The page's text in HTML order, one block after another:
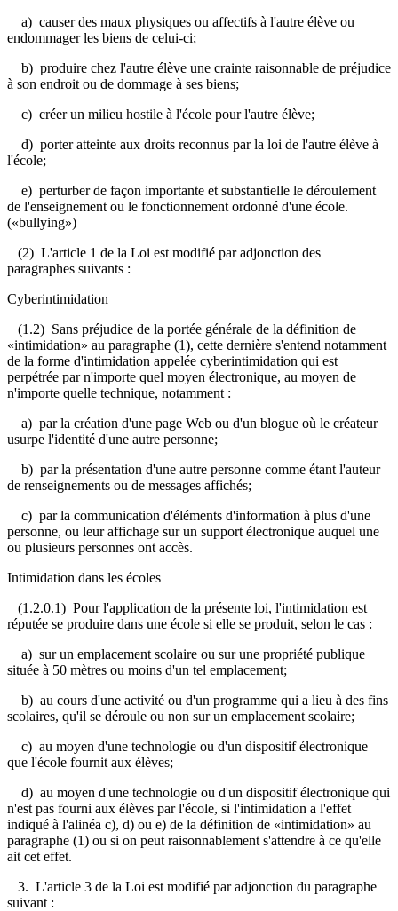
a) causer des maux physiques ou affectifs à l'autre élève ou
endommager les biens de celui-ci;
b) produire chez l'autre élève une crainte raisonnable de préjudice
à son endroit ou de dommage à ses biens;
c) créer un milieu hostile à l'école pour l'autre élève;
d) porter atteinte aux droits reconnus par la loi de l'autre élève à
l'école;
e) perturber de façon importante et substantielle le déroulement
de l'enseignement ou le fonctionnement ordonné d'une école.
(«bullying»)
(2) L'article 1 de la Loi est modifié par adjonction des
paragraphes suivants :
Cyberintimidation
(1.2) Sans préjudice de la portée générale de la définition de
«intimidation» au paragraphe (1), cette dernière s'entend notamment
de la forme d'intimidation appelée cyberintimidation qui est
perpétrée par n'importe quel moyen électronique, au moyen de
n'importe quelle technique, notamment :
a) par la création d'une page Web ou d'un blogue où le créateur
usurpe l'identité d'une autre personne;
b) par la présentation d'une autre personne comme étant l'auteur
de renseignements ou de messages affichés;
c) par la communication d'éléments d'information à plus d'une
personne, ou leur affichage sur un support électronique auquel une
ou plusieurs personnes ont accès.
Intimidation dans les écoles
(1.2.0.1) Pour l'application de la présente loi, l'intimidation est
réputée se produire dans une école si elle se produit, selon le cas :
a) sur un emplacement scolaire ou sur une propriété publique
située à 50 mètres ou moins d'un tel emplacement;
b) au cours d'une activité ou d'un programme qui a lieu à des fins
scolaires, qu'il se déroule ou non sur un emplacement scolaire;
c) au moyen d'une technologie ou d'un dispositif électronique
que l'école fournit aux élèves;
d) au moyen d'une technologie ou d'un dispositif électronique qui
n'est pas fourni aux élèves par l'école, si l'intimidation a l'effet
indiqué à l'alinéa c), d) ou e) de la définition de «intimidation» au
paragraphe (1) ou si on peut raisonnablement s'attendre à ce qu'elle
ait cet effet.
3. L'article 3 de la Loi est modifié par adjonction du paragraphe
suivant :